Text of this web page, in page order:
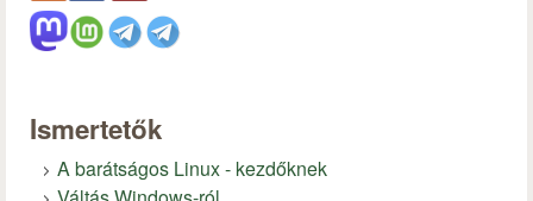
Ismertetők
A barátságos Linux - kezdőknek